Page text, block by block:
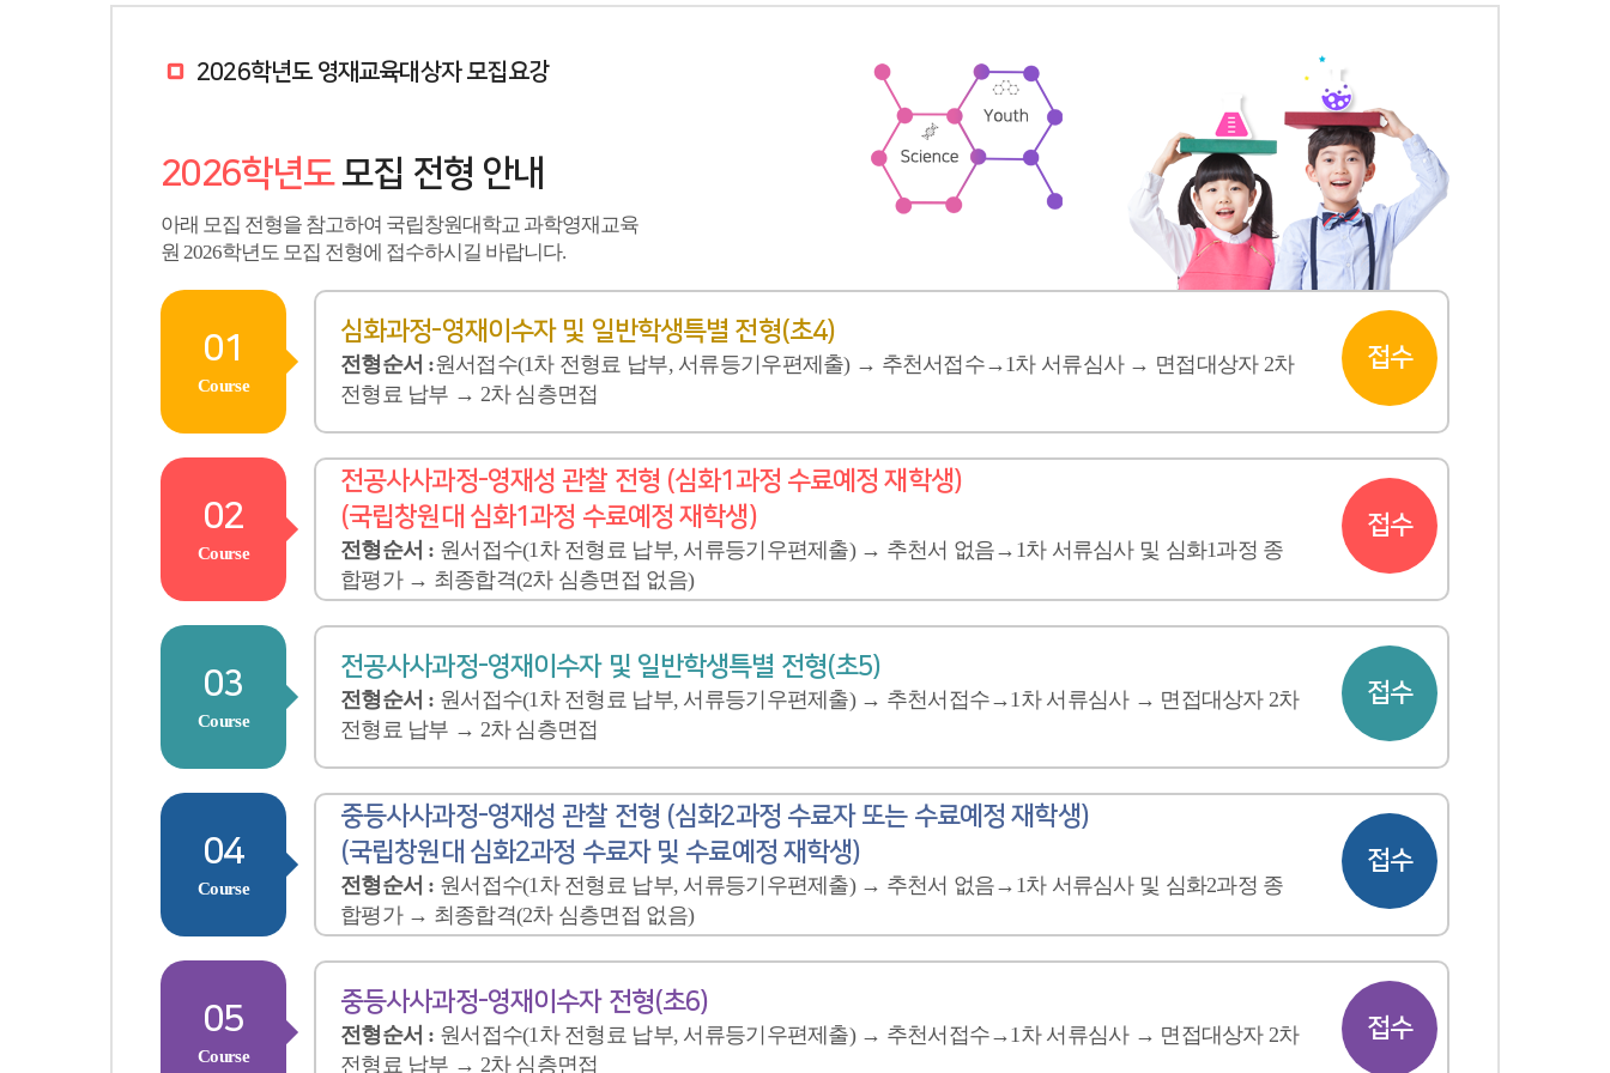
2026학년도 영재교육대상자 모집요강
2026학년도모집 전형 안내
아래 모집 전형을 참고하여 국립창원대학교 과학영재교육
원 2026학년도 모집 전형에 접수하시길 바랍니다.
01
Course
심화과정-영재이수자 및 일반학생특별 전형(초4)
전형순서 :원서접수(1차 전형료 납부, 서류등기우편제출) → 추천서접수→1차 서류심사 → 면접대상자 2차
전형료 납부 → 2차 심층면접
접수
02
Course
전공사사과정-영재성 관찰 전형 (심화1과정 수료예정 재학생)
(국립창원대 심화1과정 수료예정 재학생)
전형순서 : 원서접수(1차 전형료 납부, 서류등기우편제출) → 추천서 없음→1차 서류심사 및 심화1과정 종
합평가 → 최종합격(2차 심층면접 없음)
접수
03
Course
전공사사과정-영재이수자 및 일반학생특별 전형(초5)
전형순서 : 원서접수(1차 전형료 납부, 서류등기우편제출) → 추천서접수→1차 서류심사 → 면접대상자 2차
전형료 납부 → 2차 심층면접
접수
04
Course
중등사사과정-영재성 관찰 전형 (심화2과정 수료자 또는 수료예정 재학생)
(국립창원대 심화2과정 수료자 및 수료예정 재학생)
전형순서 : 원서접수(1차 전형료 납부, 서류등기우편제출) → 추천서 없음→1차 서류심사 및 심화2과정 종
합평가 → 최종합격(2차 심층면접 없음)
접수
05
Course
중등사사과정-영재이수자 전형(초6)
전형순서 : 원서접수(1차 전형료 납부, 서류등기우편제출) → 추천서접수→1차 서류심사 → 면접대상자 2차
전형료 납부 → 2차 심층면접
접수